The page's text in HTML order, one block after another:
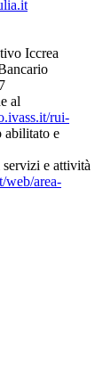
Iccrea
al
rui-
abilitato e
e attività
web/area-